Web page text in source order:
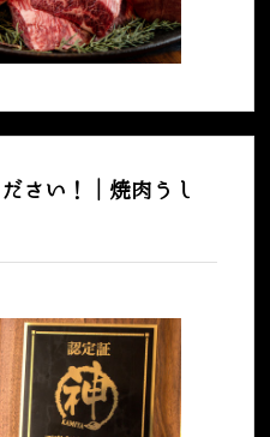
さい！｜焼肉うし